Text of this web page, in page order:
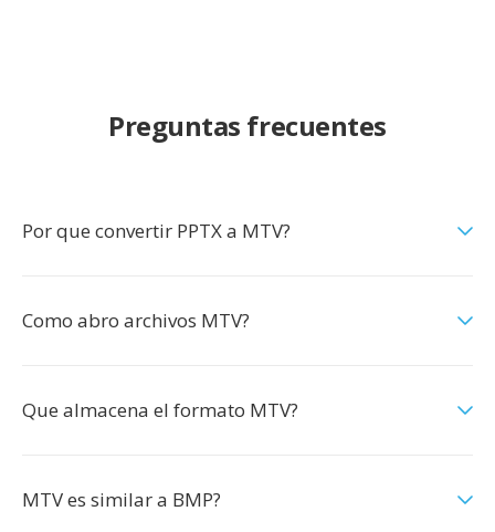
Preguntas frecuentes
Por que convertir PPTX a MTV?
Como abro archivos MTV?
Que almacena el formato MTV?
MTV es similar a BMP?